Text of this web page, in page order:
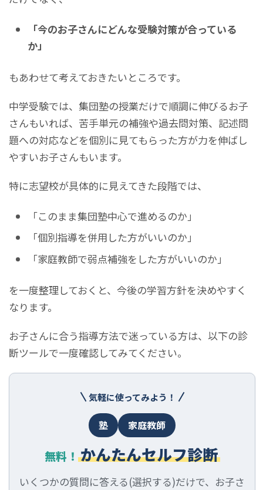
「今のお子さんにどんな受験対策が合っている
か」
もあわせて考えておきたいところです。
中学受験では、集団塾の授業だけで順調に伸びるお子
さんもいれば、苦手単元の補強や過去問対策、記述問
題への対応などを個別に見てもらった方が力を伸ばし
やすいお子さんもいます。
特に志望校が具体的に見えてきた段階では、
「このまま集団塾中心で進めるのか」
「個別指導を併用した方がいいのか」
「家庭教師で弱点補強をした方がいいのか」
を一度整理しておくと、今後の学習方針を決めやすく
なります。
お子さんに合う指導方法で迷っている方は、以下の診
断ツールで一度確認してみてください。
気軽に使ってみよう！
塾 家庭教師
無料！ かんたんセルフ診断
いくつかの質問に答える(選択する)だけで、お子さ